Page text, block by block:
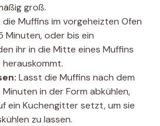
groß.
Muffins im vorgeheizten Ofen
oder bis ein
ihr in die Mitte eines Muffins
Lasst die Muffins nach dem
in der Form abkühlen,
ein Kuchengitter setzt, um sie
zu lassen.